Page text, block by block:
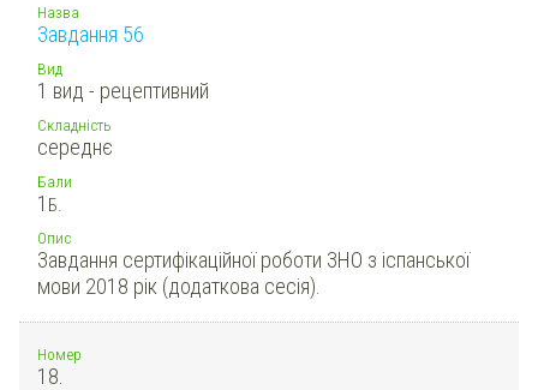
Назва
Завдання 56
Вид
1 вид - рецептивний
Складність
середнє
Бали
1 Б.
Опис
Завдання сертифікаційної роботи ЗНО з іспанської
мови 2018 рік (додаткова сесія).
Номер
18.